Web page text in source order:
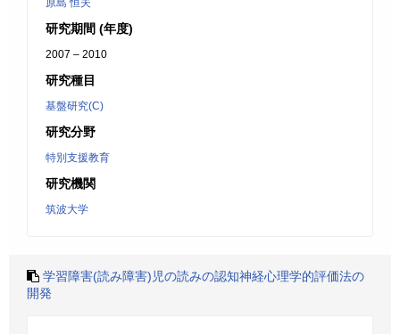
原島 恒夫
研究期間 (年度)
2007 – 2010
研究種目
基盤研究(C)
研究分野
特別支援教育
研究機関
筑波大学
学習障害(読み障害)児の読みの認知神経心理学的評価法の
開発